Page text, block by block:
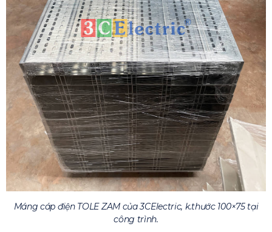
Máng cáp điện TOLE ZAM của 3CElectric, k.thước 100×75 tại
công trình.